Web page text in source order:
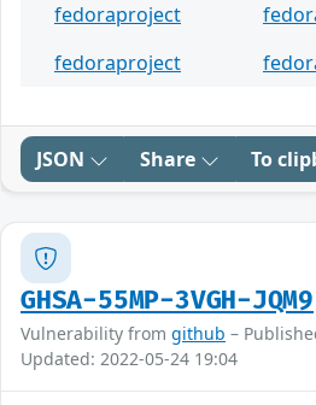
fedoraproject
fedoraproject
JSON Share To
GHSA-55MP-3VGH-JQM9
Vulnerability from github –
Updated: 2022-05-24 19:04